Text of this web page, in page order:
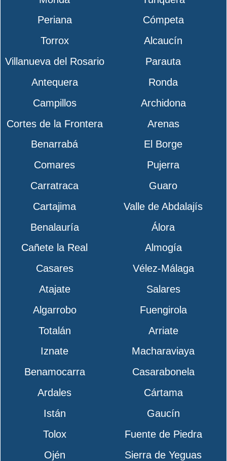
Periana
Cómpeta
Torrox
Alcaucín
Villanueva del Rosario
Parauta
Antequera
Ronda
Campillos
Archidona
Cortes de la Frontera
Arenas
Benarrabá
El Borge
Comares
Pujerra
Carratraca
Guaro
Cartajima
Valle de Abdalajís
Benalauría
Álora
Cañete la Real
Almogía
Casares
Vélez-Málaga
Atajate
Salares
Algarrobo
Fuengirola
Totalán
Arriate
Iznate
Macharaviaya
Benamocarra
Casarabonela
Ardales
Cártama
Istán
Gaucín
Tolox
Fuente de Piedra
Ojén
Sierra de Yeguas